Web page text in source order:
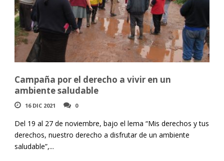
Campaña por el derecho a vivir en un
ambiente saludable
16 DIC 2021 0
Del 19 al 27 de noviembre, bajo el lema “Mis derechos y tus
derechos, nuestro derecho a disfrutar de un ambiente
saludable”,...